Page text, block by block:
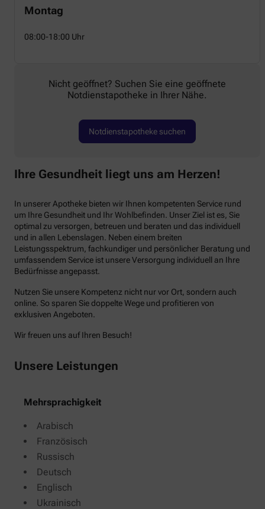
Montag
08:00-18:00 Uhr
Nicht geöffnet? Suchen Sie eine geöffnete
Notdienstapotheke in Ihrer Nähe.
Notdienstapotheke suchen
Ihre Gesundheit liegt uns am Herzen!
In unserer Apotheke bieten wir Ihnen kompetenten Service rund
um Ihre Gesundheit und Ihr Wohlbefinden. Unser Ziel ist es, Sie
optimal zu versorgen, betreuen und beraten und das individuell
und in allen Lebenslagen. Neben einem breiten
Leistungsspektrum, fachkundiger und persönlicher Beratung und
umfassendem Service ist unsere Versorgung individuell an Ihre
Bedürfnisse angepasst.
Nutzen Sie unsere Kompetenz nicht nur vor Ort, sondern auch
online. So sparen Sie doppelte Wege und profitieren von
exklusiven Angeboten.
Wir freuen uns auf Ihren Besuch!
Unsere Leistungen
Mehrsprachigkeit
Arabisch
Französisch
Russisch
Deutsch
Englisch
Ukrainisch